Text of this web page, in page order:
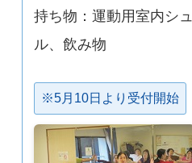
持ち物：運動用室内シ
ル、飲み物
※5月10日より受付開始